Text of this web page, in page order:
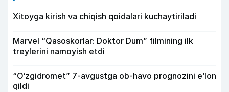
Xitoyga kirish va chiqish qoidalari kuchaytiriladi
Marvel “Qasoskorlar: Doktor Dum” filmining ilk
treylerini namoyish etdi
“O‘zgidromet” 7-avgustga ob-havo prognozini e’lon
qildi